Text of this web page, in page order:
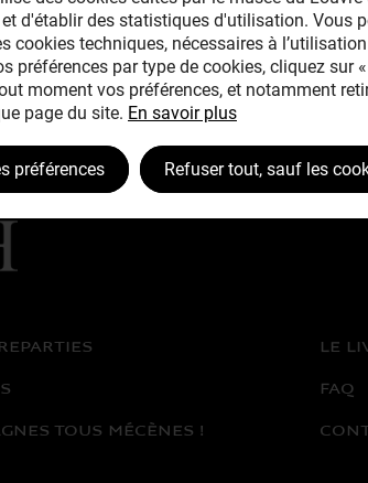
TOUS MÉCÈNES !
LE
FAQ
d'établir des statistiques d'utilisation. Vous
cookies techniques, nécessaires à
préférences par type de cookies, cliquez sur
moment vos préférences, et notamment
page du site. En savoir plus
préférences Refuser tout, sauf les